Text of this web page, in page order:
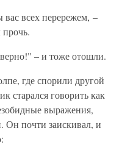
всех перережем, –
– и тоже отошли.
где спорили другой
старался говорить как
выражения,
Он почти заискивал, и